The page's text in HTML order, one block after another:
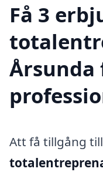
Få 3
Årsunda
Att få tillgång